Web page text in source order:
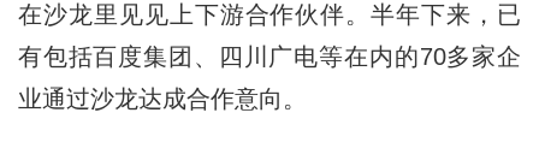
在沙龙里见见上下游合作伙伴。半年下来，已
有包括百度集团、四川广电等在内的70多家企
业通过沙龙达成合作意向。